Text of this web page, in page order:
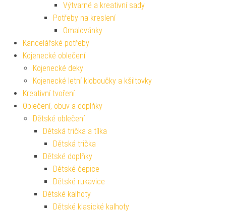
Výtvarné a kreativní sady
Potřeby na kreslení
Omalovánky
Kancelářské potřeby
Kojenecké oblečení
Kojenecké deky
Kojenecké letní kloboučky a kšiltovky
Kreativní tvoření
Oblečení, obuv a doplňky
Dětské oblečení
Dětská trička a tílka
Dětská trička
Dětské doplňky
Dětské čepice
Dětské rukavice
Dětské kalhoty
Dětské klasické kalhoty